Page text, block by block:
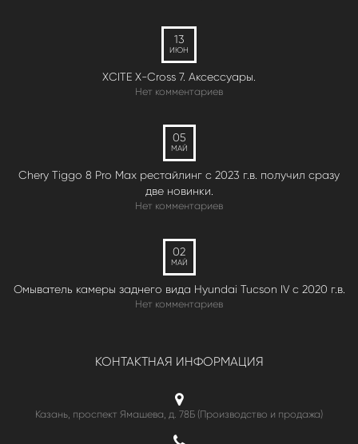
13
ИЮН
XCITE X-Cross 7. Аксессуары.
Нет комментариев
05
МАЙ
Chery Tiggo 8 Pro Max рестайлинг с 2023 г.в. получил сразу
две новинки.
Нет комментариев
02
МАЙ
Омыватель камеры заднего вида Hyundai Tucson IV c 2020 г.в.
Нет комментариев
КОНТАКТНАЯ ИНФОРМАЦИЯ
Казань, проспект Ямашева, д. 78Б (Производство и продажа)